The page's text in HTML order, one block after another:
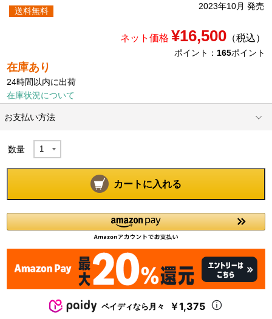
2023年10月 発売
送料無料
ネット価格 ¥16,500（税込）
ポイント： 165ポイント
在庫あり
24時間以内に出荷
在庫状況について
お支払い方法
数量
カートに入れる
ペイディなら月々 ￥1,375